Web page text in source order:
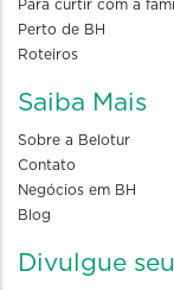
Para curtir com a
Perto de BH
Roteiros
Saiba Mais
Sobre a Belotur
Contato
Negócios em BH
Blog
Divulgue